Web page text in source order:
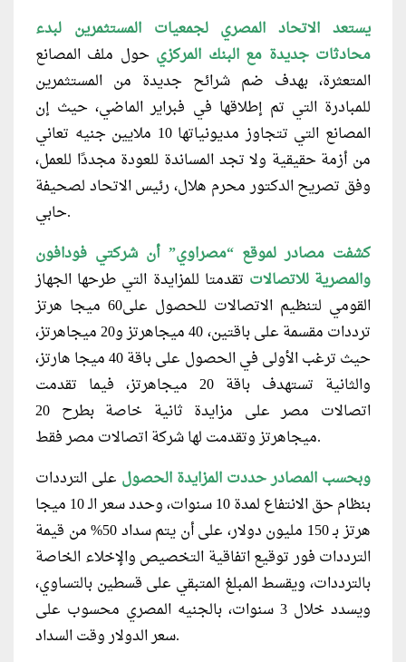
يستعد الاتحاد المصري لجمعيات المستثمرين لبدء
محادثات جديدة مع البنك المركزيحول ملف المصانع
المتعثرة، بهدف ضم شرائح جديدة من المستثمرين
للمبادرة التي تم إطلاقها في فبراير الماضي، حيث إن
المصانع التي تتجاوز مديونياتها 10 ملايين جنيه تعاني
من أزمة حقيقية ولا تجد المساندة للعودة مجددًا للعمل،
وفق تصريح الدكتور محرم هلال، رئيس الاتحاد لصحيفة
حابي.
كشفت مصادر لموقع “مصراوي” أن شركتي فودافون
والمصرية للاتصالات تقدمتا للمزايدة التي طرحها الجهاز
القومي لتنظيم الاتصالات للحصول على60 ميجا هرتز
ترددات مقسمة على باقتين، 40 ميجاهرتز و20 ميجاهرتز،
حيث ترغب الأولى في الحصول على باقة 40 ميجا هارتز،
والثانية تستهدف باقة 20 ميجاهرتز، فيما تقدمت
اتصالات مصر على مزايدة ثانية خاصة بطرح 20
ميجاهرتز وتقدمت لها شركة اتصالات مصر فقط.
وبحسب المصادر حددت المزايدة الحصول على الترددات
بنظام حق الانتفاع لمدة 10 سنوات، وحدد سعر الـ 10 ميجا
هرتز بـ 150 مليون دولار، على أن يتم سداد 50% من قيمة
الترددات فور توقيع اتفاقية التخصيص والإخلاء الخاصة
بالترددات، ويقسط المبلغ المتبقي على قسطين بالتساوي،
ويسدد خلال 3 سنوات، بالجنيه المصري محسوب على
سعر الدولار وقت السداد.